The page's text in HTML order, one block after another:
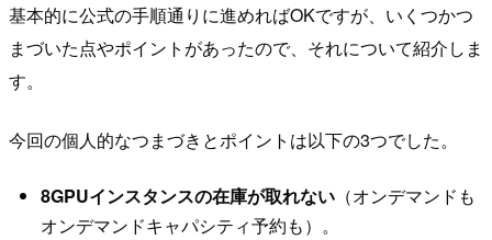
基本的に公式の手順通りに進めればOKですが、いくつかつ
まづいた点やポイントがあったので、それについて紹介しま
す。
今回の個人的なつまづきとポイントは以下の3つでした。
8GPUインスタンスの在庫が取れない（オンデマンドも
オンデマンドキャパシティ予約も）。